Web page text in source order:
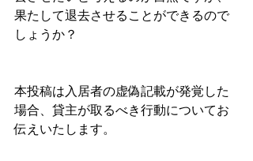
果たして退去させることができるので
しょうか？
本投稿は入居者の虚偽記載が発覚した
場合、貸主が取るべき行動についてお
伝えいたします。